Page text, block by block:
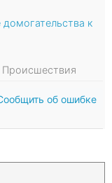
к
Происшествия
об ошибке